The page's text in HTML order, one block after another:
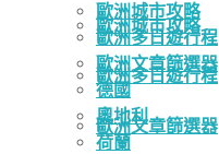
歐洲城市攻略
歐洲多日遊行程
歐洲文章篩選器
歐洲城市攻略
歐洲多日遊行程
歐洲文章篩選器
德國
奧地利
荷蘭